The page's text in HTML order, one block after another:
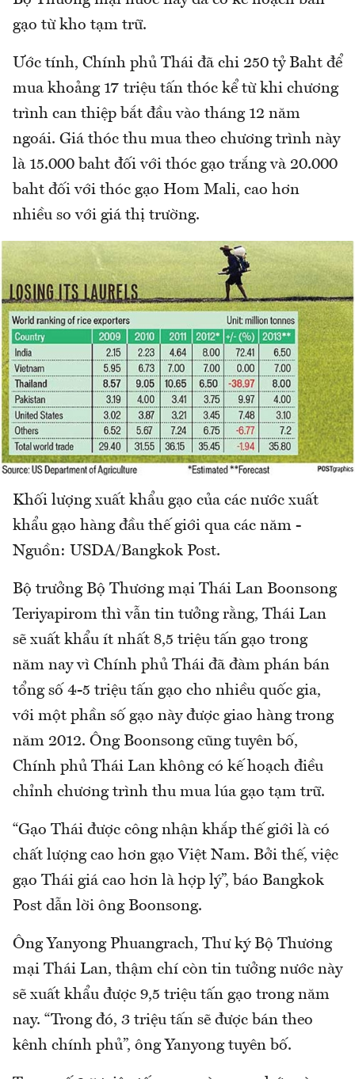
gạo từ kho tạm trữ.
Ước tính, Chính phủ Thái đã chi 250 tỷ Baht để
mua khoảng 17 triệu tấn thóc kể từ khi chương
trình can thiệp bắt đầu vào tháng 12 năm
ngoái. Giá thóc thu mua theo chương trình này
là 15.000 baht đối với thóc gạo trắng và 20.000
baht đối với thóc gạo Hom Mali, cao hơn
nhiều so với giá thị trường.
Khối lượng xuất khẩu gạo của các nước xuất
khẩu gạo hàng đầu thế giới qua các năm -
Nguồn: USDA/Bangkok Post.
Bộ trưởng Bộ Thương mại Thái Lan Boonsong
Teriyapirom thì vẫn tin tưởng rằng, Thái Lan
sẽ xuất khẩu ít nhất 8,5 triệu tấn gạo trong
năm nay vì Chính phủ Thái đã đàm phán bán
tổng số 4-5 triệu tấn gạo cho nhiều quốc gia,
với một phần số gạo này được giao hàng trong
năm 2012. Ông Boonsong cũng tuyên bố,
Chính phủ Thái Lan không có kế hoạch điều
chỉnh chương trình thu mua lúa gạo tạm trữ.
“Gạo Thái được công nhận khắp thế giới là có
chất lượng cao hơn gạo Việt Nam. Bởi thế, việc
gạo Thái giá cao hơn là hợp lý”, báo Bangkok
Post dẫn lời ông Boonsong.
Ông Yanyong Phuangrach, Thư ký Bộ Thương
mại Thái Lan, thậm chí còn tin tưởng nước này
sẽ xuất khẩu được 9,5 triệu tấn gạo trong năm
nay. “Trong đó, 3 triệu tấn sẽ được bán theo
kênh chính phủ”, ông Yanyong tuyên bố.